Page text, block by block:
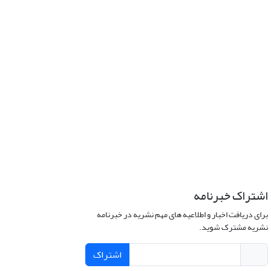
اشتراک خبرنامه
برای دریافت اخبار و اطلاعیه های مهم نشریه در خبرنامه
نشریه مشترک شوید.
اشتراک